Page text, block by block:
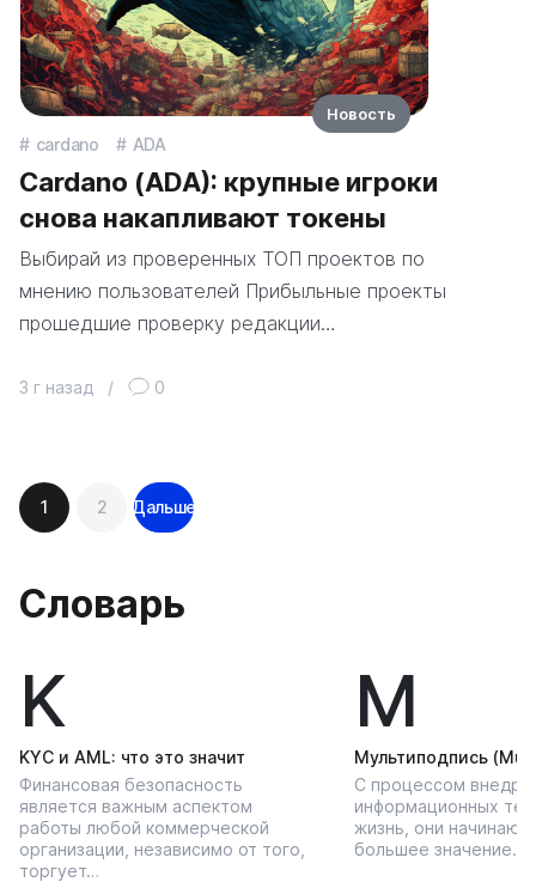
cardano ADA
Cardano (ADA): крупные игроки
снова накапливают токены
Выбирай из проверенных ТОП проектов по
мнению пользователей Прибыльные проекты
прошедшие проверку редакции…
3 г назад / 0
Новость
Навигация
по
1 2 Дальше
Словарь
K
KYС и AML: что это значит
Финансовая безопасность
является важным аспектом
работы любой коммерческой
организации, независимо от того,
торгует…
М
Мультиподпись
С процессом
информационных
жизнь, они начинают
большее значение…